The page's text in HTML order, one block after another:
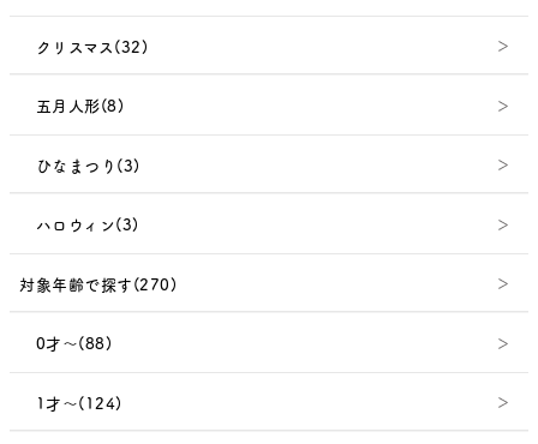
クリスマス(32)
五月人形(8)
ひなまつり(3)
ハロウィン(3)
対象年齢で探す(270)
0才～(88)
1才～(124)